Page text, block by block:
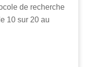
de recherche
10 sur 20 au